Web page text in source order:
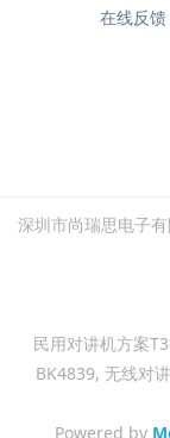
在线反馈
深圳市尚瑞思电子
民用对讲机方案
BK4839, 无线对
Powered by